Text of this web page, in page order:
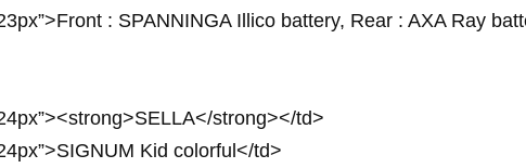
: SPANNINGA Illico battery, Rear : AXA Ray
strong></td>
Kid colorful</td>